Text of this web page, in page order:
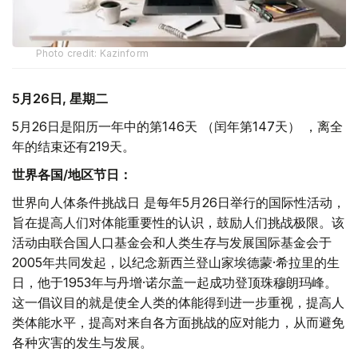
Photo credit: Kazinform
5月26日, 星期二
5月26日是阳历一年中的第146天 （闰年第147天） ，离全
年的结束还有219天。
世界各国/地区节日：
世界向人体条件挑战日 是每年5月26日举行的国际性活动，
旨在提高人们对体能重要性的认识，鼓励人们挑战极限。该
活动由联合国人口基金会和人类生存与发展国际基金会于
2005年共同发起，以纪念新西兰登山家埃德蒙·希拉里的生
日，他于1953年与丹增·诺尔盖一起成功登顶珠穆朗玛峰。
这一倡议目的就是使全人类的体能得到进一步重视，提高人
类体能水平，提高对来自各方面挑战的应对能力，从而避免
各种灾害的发生与发展。